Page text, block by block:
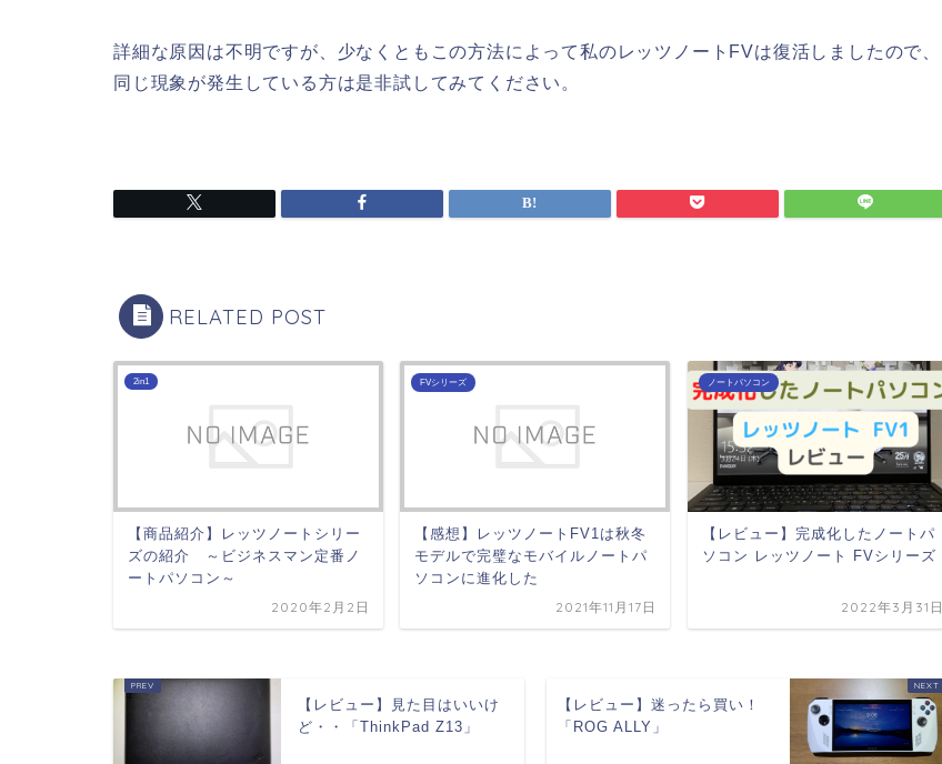
詳細な原因は不明ですが、少なくともこの方法によって私のレッツノートFVは復活しましたので、
同じ現象が発生している方は是非試してみてください。
RELATED POST
2in1
【商品紹介】レッツノートシリー
ズの紹介 ～ビジネスマン定番ノ
ートパソコン～
2020年2月2日
FVシリーズ
【感想】レッツノートFV1は秋冬
モデルで完璧なモバイルノートパ
ソコンに進化した
2021年11月17日
ノートパソコン
【レビュー】完成化したノートパ
ソコン レッツノート FVシリーズ
2022年3月31日
【レビュー】見た目はいいけ
ど・・「ThinkPad Z13」
【レビュー】迷ったら買い！
「ROG ALLY」